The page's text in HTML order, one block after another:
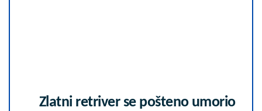
Zlatni retriver se pošteno umorio